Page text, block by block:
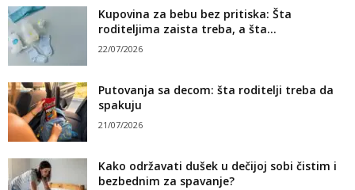
Kupovina za bebu bez pritiska: Šta
roditeljima zaista treba, a šta...
22/07/2026
Putovanja sa decom: šta roditelji treba da
spakuju
21/07/2026
Kako održavati dušek u dečijoj sobi čistim i
bezbednim za spavanje?